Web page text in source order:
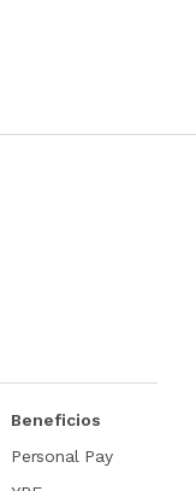
Beneficios
Personal Pay